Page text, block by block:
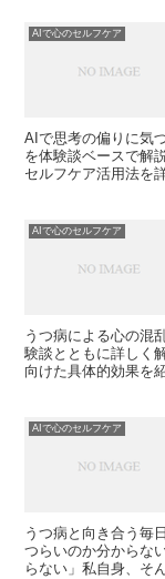
AIで心のセルフケア
AIで思考の偏りに気
を体験談ベースで解
セルフケア活用法を
AIで心のセルフケア
うつ病による心の混
験談とともに詳しく
向けた具体的効果を紹
AIで心のセルフケア
うつ病と向き合う毎
つらいのか分からな
らない」私自身、そ